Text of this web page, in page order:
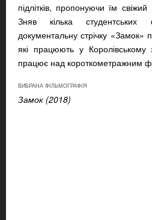
підлітків, пропонуючи їм
Зняв кілька студентських
документальну стрічку
які працюють у
працює над короткометражним
ВИБРАНА ФІЛЬМОГРАФІЯ
Замок (2018)